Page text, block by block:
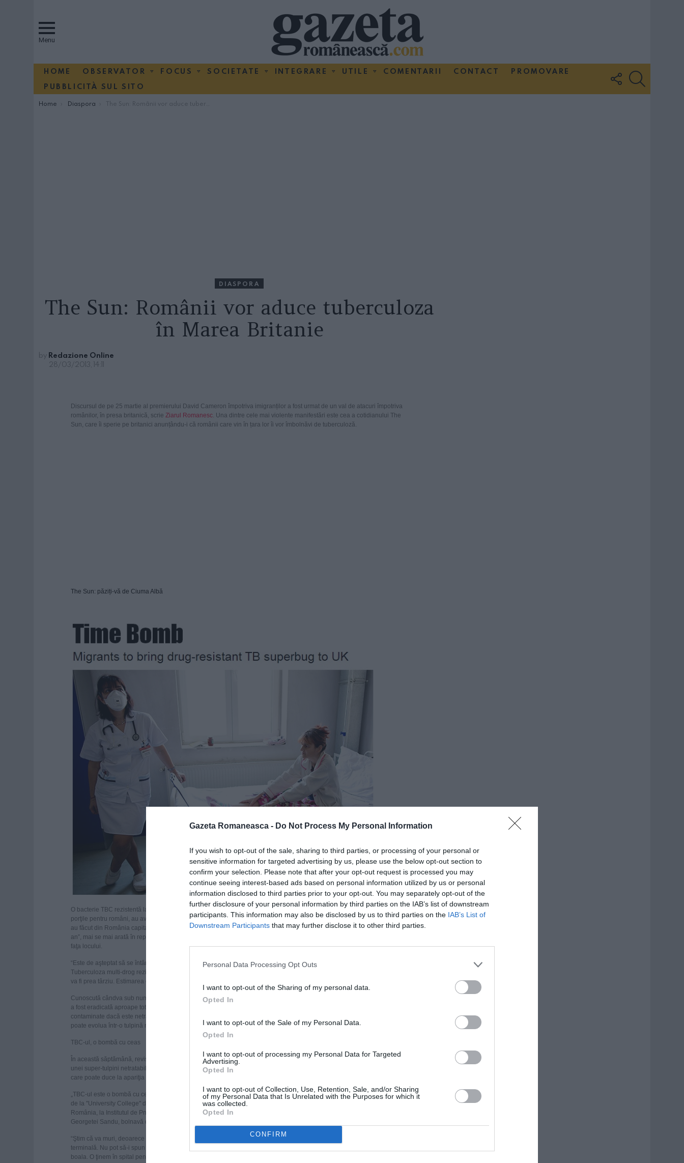
Gazeta Romaneasca - Do Not Process My Personal Information
If you wish to opt-out of the sale, sharing to third parties, or processing of your personal or
sensitive information for targeted advertising by us, please use the below opt-out section to
confirm your selection. Please note that after your opt-out request is processed you may
continue seeing interest-based ads based on personal information utilized by us or personal
information disclosed to third parties prior to your opt-out. You may separately opt-out of the
further disclosure of your personal information by third parties on the IAB’s list of downstream
participants. This information may also be disclosed by us to third parties on the IAB’s List of
Downstream Participants that may further disclose it to other third parties.
Personal Data Processing Opt Outs
I want to opt-out of the Sharing of my personal data.
Opted In
I want to opt-out of the Sale of my Personal Data.
Opted In
I want to opt-out of processing my Personal Data for Targeted
Advertising.
Opted In
I want to opt-out of Collection, Use, Retention, Sale, and/or Sharing
of my Personal Data that Is Unrelated with the Purposes for which it
was collected.
Opted In
CONFIRM
Menu
HOME OBSERVATOR FOCUS SOCIETATE INTEGRARE UTILE COMENTARII CONTACT
PROMOVARE
PUBBLICITÀ SUL SITO
FOLLOW
US
You are here:
Home Diaspora The Sun: Românii vor aduce tuberculoza în Marea Britanie
DIASPORA
The Sun: Românii vor aduce tuberculoza
în Marea Britanie
by Redazione Online
28/03/2013, 14:11
Discursul de pe 25 martie al premierului David Cameron împotriva imigranților a fost urmat de un val de atacuri împotriva
românilor, în presa britanică, scrie Ziarul Romanesc. Una dintre cele mai violente manifestări este cea a cotidianului The
Sun, care îi sperie pe britanici anunțându-i că românii care vin în țara lor îi vor îmbolnăvi de tuberculoză.
The Sun: păziți-vă de Ciuma Albă
O bacterie TBC rezistentă la medicamente ar putea ajunge în Marea Britanie atunci când Regatul Unit îşi va deschide
porţile pentru români, au avertizat marţi experţi britanici în TBC, citați de The Sun. “Sărăcia şi asistenţa medicală precară
au făcut din România capitala turberculozei din Europa, unde maladia pulmonară ucigaşă seceră sute de vieţi în fiecare
an”, mai se mai arată în reportaj. Un jurnalist de la The Sun s-a deplasat în România pentru a constata cum stă situaţia la
faţa locului.
“Este de aşteptat să se întâmple un dezastru”, a avertizat expertul în TBC Jonathan Stillo, care conduce o cercetare privind
Tuberculoza multi-drog rezistentă (TBC-MDR) în România. „Când persoana contagioasă se va afla în metroul (londonez)
va fi prea târziu. Estimarea este că un bolnav va infecta între 10-15 oameni pe an”, a adăugat el.
Cunoscută cândva sub numele de ''Marea Ciumă Albă'', tuberculoza a devastat Marea Britanie în perioada victoriană, dar
a fost eradicată aproape total în anii 1970. Este vindecabilă cu antibiotice ieftine, dar ucide jumătate din persoanele
contaminate dacă este netratată. Dacă pacienţii nu duc până la capăt tratamentul de şase luni, bacteria care a supravieţuit
poate evolua într-o tulpină mai puternică, rezistentă la medicamente.
TBC-ul, o bombă cu ceas
În această săptămână, revista medicală The Lancet a avertizat că o creştere a cazurilor de XDR ar putea duce la apariţia
unei super-tulpini netratabile. Publicaţia a adăugat că imigraţia din Europa de Est reprezintă o ameninţare „foarte reală”,
care poate duce la apariţia în Marea Britanie a tuberculozei rezistente la medicamente.
„TBC-ul este o bombă cu ceas. Dacă nu o anihilezi acum, va scăpa de sub control', a declarat profesorul Alimuddin Zumla,
de la ''University College'' din Londra, unul dintre autorii raportului. Reporterul de la The Sun scrie că s-a deplasat în
România, la Institutul de Pneomoftiziologie “Marius Nasta”, unde a discutat cu medici și pacienți. El descrie cazul
Georgetei Sandu, bolnavă de TBC și căreia doctorii nu îi mai dau șanse.
“Ştim că va muri, deoarece plămânii ei sunt distruşi'', i-a spus medicul jurnalistului. „Ea nu-şi dă seama că e în fază
terminală. Nu pot să-i spun <<vei muri>>, pentru că va dori să întrerupă tratamentul. Există riscul grav ca ea să transmită
boala. O ţinem în spital pentru a o opri să-i infecteze pe alţii”, a adăugat medicul român.